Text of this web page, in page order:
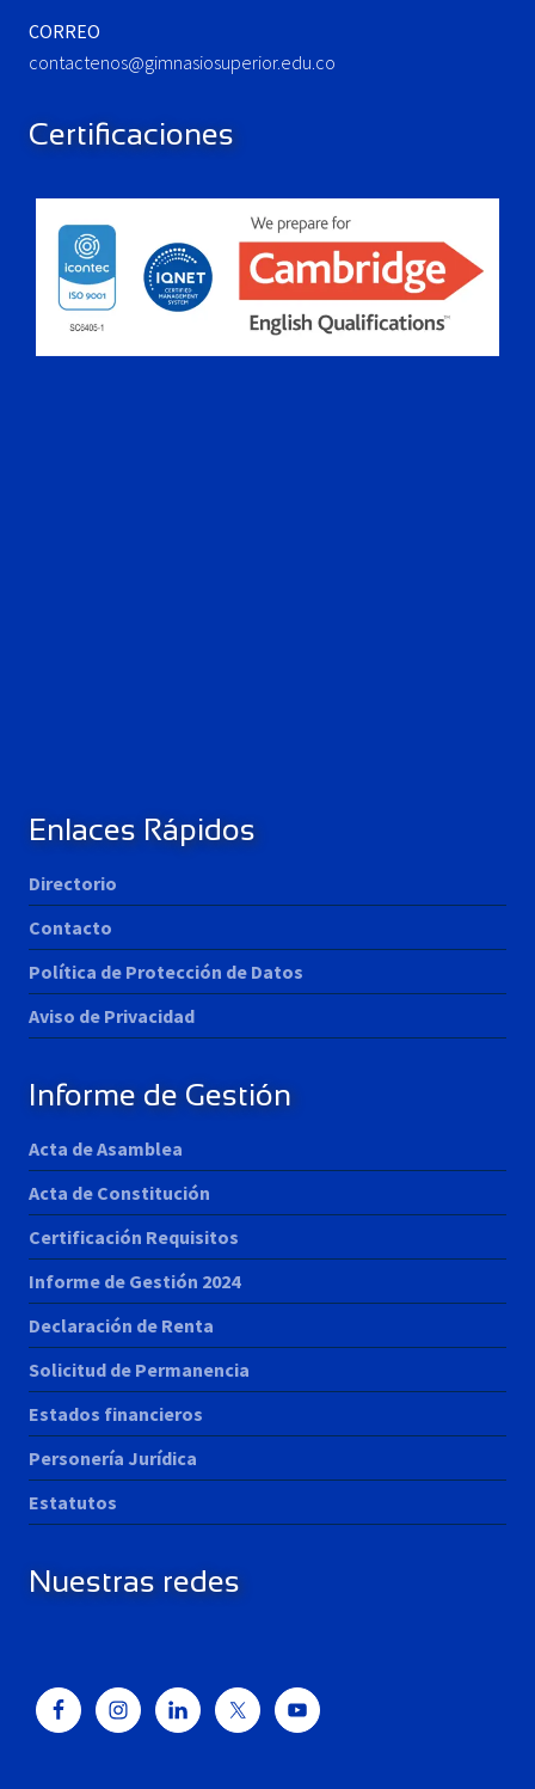
CORREO
contactenos@gimnasiosuperior.edu.co
Certificaciones
Enlaces Rápidos
Directorio
Contacto
Política de Protección de Datos
Aviso de Privacidad
Informe de Gestión
Acta de Asamblea
Acta de Constitución
Certificación Requisitos
Informe de Gestión 2024
Declaración de Renta
Solicitud de Permanencia
Estados financieros
Personería Jurídica
Estatutos
Nuestras redes